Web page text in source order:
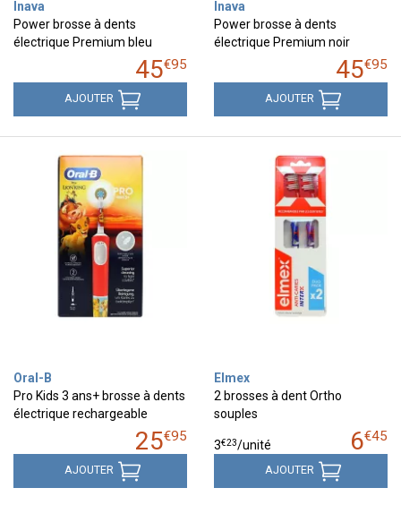
Inava
Power brosse à dents
électrique Premium bleu
45€95
AJOUTER
Inava
Power brosse à dents
électrique Premium noir
45€95
AJOUTER
Oral-B
Pro Kids 3 ans+ brosse à dents
électrique rechargeable
25€95
AJOUTER
Elmex
2 brosses à dent Ortho
souples
6€45
3€23/unité
AJOUTER